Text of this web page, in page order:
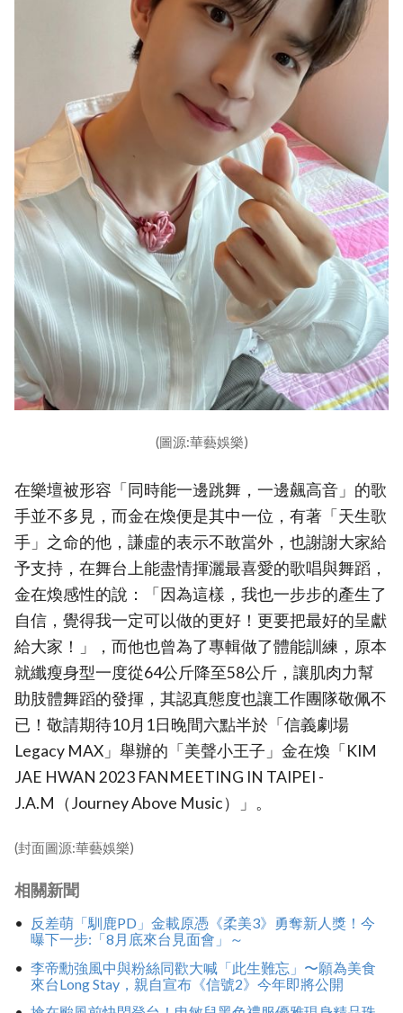
(圖源:華藝娛樂)
在樂壇被形容「同時能一邊跳舞，一邊飆高音」的歌
手並不多見，而金在煥便是其中一位，有著「天生歌
手」之命的他，謙虛的表示不敢當外，也謝謝大家給
予支持，在舞台上能盡情揮灑最喜愛的歌唱與舞蹈，
金在煥感性的說：「因為這樣，我也一步步的產生了
自信，覺得我一定可以做的更好！更要把最好的呈獻
給大家！」，而他也曾為了專輯做了體能訓練，原本
就纖瘦身型一度從64公斤降至58公斤，讓肌肉力幫
助肢體舞蹈的發揮，其認真態度也讓工作團隊敬佩不
已！敬請期待10月1日晚間六點半於「信義劇場
Legacy MAX」舉辦的「美聲小王子」金在煥「KIM
JAE HWAN 2023 FANMEETING IN TAIPEI -
J.A.M（Journey Above Music）」。
(封面圖源:華藝娛樂)
相關新聞
反差萌「馴鹿PD」金載原憑《柔美3》勇奪新人獎！今
曝下一步:「8月底來台見面會」～
李帝勳強風中與粉絲同歡大喊「此生難忘」〜願為美食
來台Long Stay，親自宣布《信號2》今年即將公開